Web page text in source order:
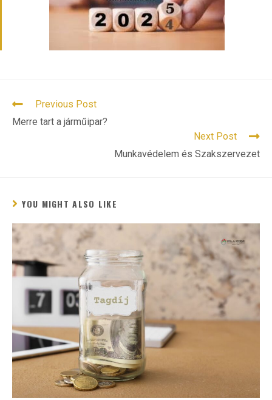
READ
MORE
ARTICLES
Previous Post
Merre tart a járműipar?
Next Post
Munkavédelem és Szakszervezet
YOU MIGHT ALSO LIKE